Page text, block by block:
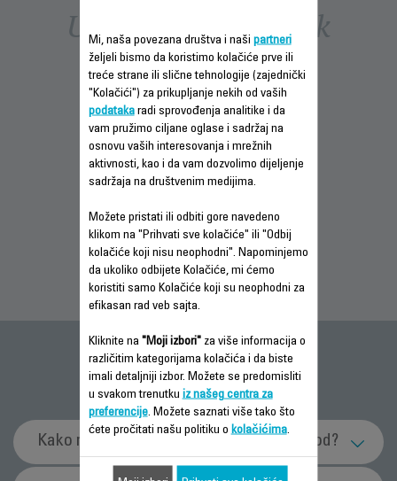
Uputstva i priručnik
INFORMACIJE O
INFORMACIJE O
INFORMACIJE O
Česta pitanja
Kako mogu efikasnije da koristim proizvod?
Mi, naša povezana društva i naši partneri
željeli bismo da koristimo kolačiće prve ili
treće strane ili slične tehnologije (zajednički
"Kolačići") za prikupljanje nekih od vaših
podatakaradi sprovođenja analitike i da
vam pružimo ciljane oglase i sadržaj na
osnovu vaših interesovanja i mrežnih
aktivnosti, kao i da vam dozvolimo dijeljenje
sadržaja na društvenim medijima.
Možete pristati ili odbiti gore navedeno
klikom na "Prihvati sve kolačiće" ili "Odbij
kolačiće koji nisu neophodni". Napominjemo
da ukoliko odbijete Kolačiće, mi ćemo
koristiti samo Kolačiće koji su neophodni za
efikasan rad veb sajta.
Kliknite na "Moji izbori"za više informacija o
različitim kategorijama kolačića i da biste
imali detaljniji izbor. Možete se predomisliti
u svakom trenutku iz našeg centra za
preferencije. Možete saznati više tako što
ćete pročitati našu politiku o kolačićima.